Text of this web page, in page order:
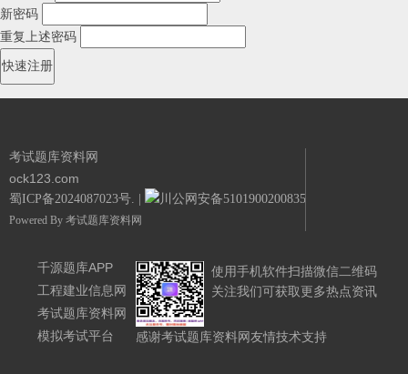
新密码
重复上述密码
考试题库资料网
ock123.com
蜀ICP备2024087023号. 川公网安备51019002008351号.
Powered By 考试题库资料网
千源题库APP
工程建业信息网
考试题库资料网
模拟考试平台
使用手机软件扫描微信二维码
关注我们可获取更多热点资讯
感谢考试题库资料网友情技术支持